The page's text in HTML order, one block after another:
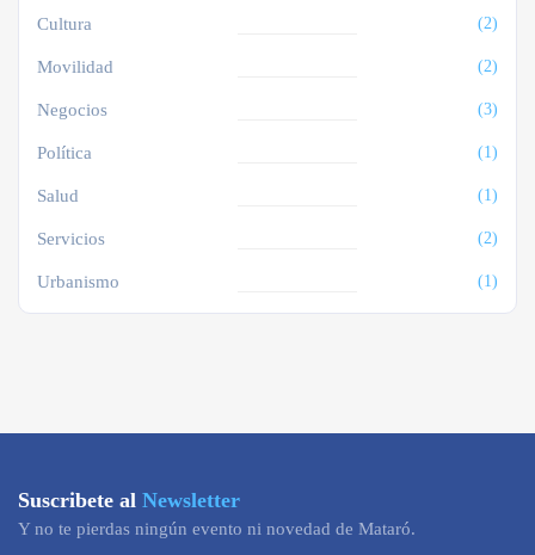
Cultura (2)
Movilidad (2)
Negocios (3)
Política (1)
Salud (1)
Servicios (2)
Urbanismo (1)
Suscribete al Newsletter
Y no te pierdas ningún evento ni novedad de Mataró.